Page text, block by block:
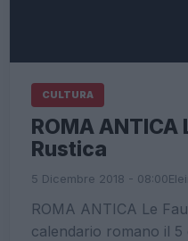
CULTURA
ROMA ANTICA
Rustica
5 Dicembre 2018 - 08:00
ROMA ANTICA Le
calendario romano il